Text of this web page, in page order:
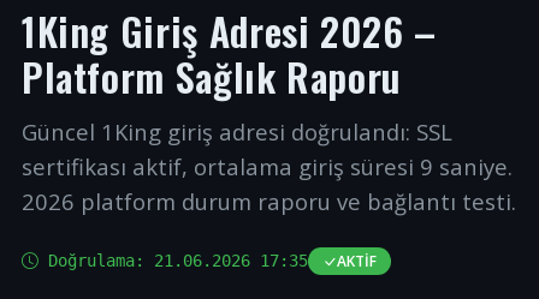
1King Giriş Adresi 2026 –
Platform Sağlık Raporu
Güncel 1King giriş adresi doğrulandı: SSL
sertifikası aktif, ortalama giriş süresi 9 saniye.
2026 platform durum raporu ve bağlantı testi.
Doğrulama: 21.06.2026 17:35 AKTIF